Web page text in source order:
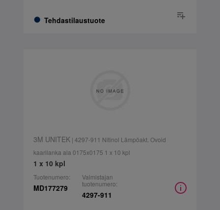
Tehdastilaustuote
3M UNITEK| 4297-911 Nitinol Lämpöakt. Ovoid
kaarilanka ala 0175x0175 1 x 10 kpl
1 x 10 kpl
Tuotenumero:
MD177279
Valmistajan
tuotenumero:
4297-911